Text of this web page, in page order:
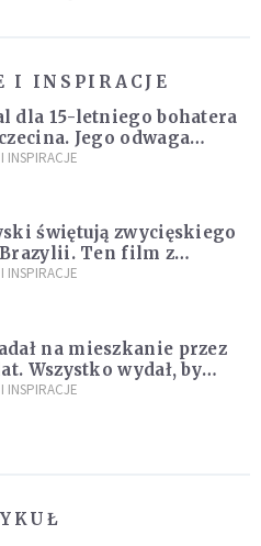
I INSPIRACJE
dla 15-letniego bohatera
Jego odwaga
ludzkie życie
INSPIRACJE
świętują zwycięskiego
Ten film z
obejrzały już
INSPIRACJE
na mieszkanie przez
Wszystko wydał, by
marzenie 80-letniego
INSPIRACJE